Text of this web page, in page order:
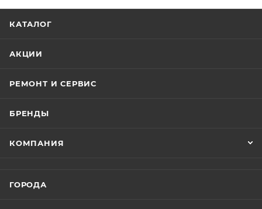
КАТАЛОГ
АКЦИИ
РЕМОНТ И СЕРВИС
БРЕНДЫ
КОМПАНИЯ
ГОРОДА